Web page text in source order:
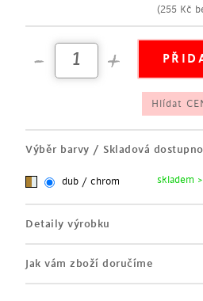
(255 Kč
Hlídat
Výběr barvy / Skladová
dub / chrom skladem
Detaily výrobku
Jak vám zboží doručíme